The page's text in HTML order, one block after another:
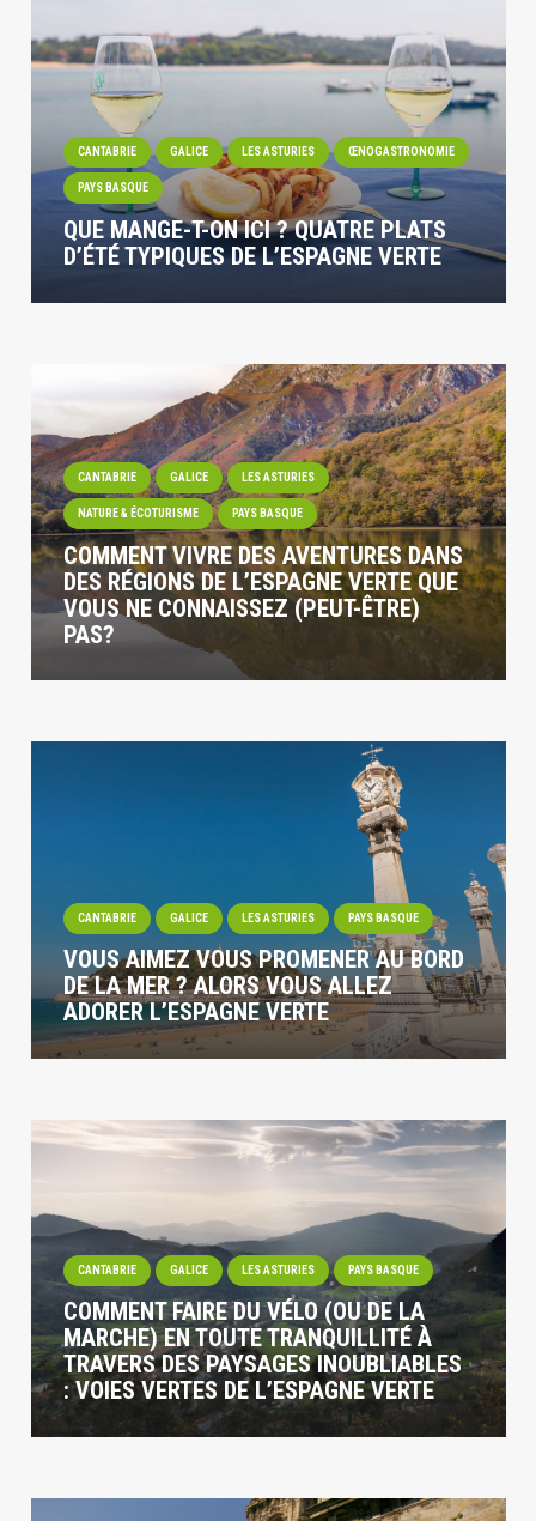
CANTABRIE GALICE LES ASTURIES ŒNOGASTRONOMIE
PAYS BASQUE
QUE MANGE-T-ON ICI ? QUATRE PLATS
D’ÉTÉ TYPIQUES DE L’ESPAGNE VERTE
CANTABRIE GALICE LES ASTURIES
NATURE & ÉCOTURISME PAYS BASQUE
COMMENT VIVRE DES AVENTURES DANS
DES RÉGIONS DE L’ESPAGNE VERTE QUE
VOUS NE CONNAISSEZ (PEUT-ÊTRE)
PAS?
CANTABRIE GALICE LES ASTURIES PAYS BASQUE
VOUS AIMEZ VOUS PROMENER AU BORD
DE LA MER ? ALORS VOUS ALLEZ
ADORER L’ESPAGNE VERTE
CANTABRIE GALICE LES ASTURIES PAYS BASQUE
COMMENT FAIRE DU VÉLO (OU DE LA
MARCHE) EN TOUTE TRANQUILLITÉ À
TRAVERS DES PAYSAGES INOUBLIABLES
: VOIES VERTES DE L’ESPAGNE VERTE